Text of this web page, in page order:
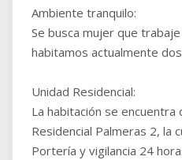
Ambiente tranquilo:
Se busca mujer que
habitamos actualmente
Unidad Residencial:
La habitación se encuentra
Residencial Palmeras 2, la
Portería y vigilancia 24